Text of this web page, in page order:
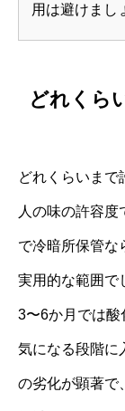
用は避けまし
どれくら
どれくらいまで
人の味の許容
で冷暗所保管な
実用的な範囲で
3〜6か月では
気になる段階に
の劣化が顕著で